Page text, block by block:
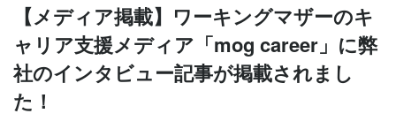
【メディア掲載】ワーキングマザーのキ
ャリア支援メディア「mog career」に弊
社のインタビュー記事が掲載されまし
た！